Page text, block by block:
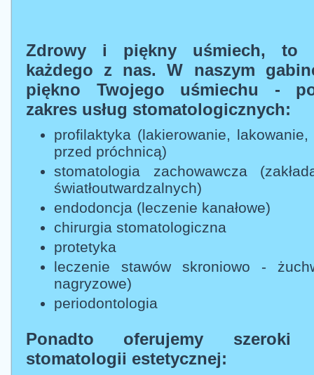
Zdrowy i piękny uśmiech, to
każdego z nas. W naszym
piękno Twojego uśmiechu -
zakres usług stomatologicznych:
profilaktyka (lakierowanie,
przed próchnicą)
stomatologia zachowawcza
światłoutwardzalnych)
endodoncja (leczenie kanałowe)
chirurgia stomatologiczna
protetyka
leczenie stawów skroniowo -
nagryzowe)
periodontologia
Ponadto oferujemy szeroki
stomatologii estetycznej: